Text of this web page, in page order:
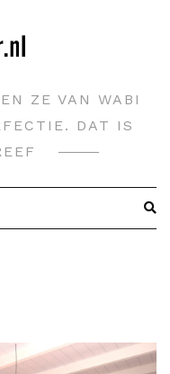
ZE VAN WABI
DAT IS